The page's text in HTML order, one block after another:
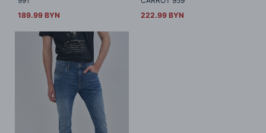
189.99 BYN
222.99 BYN